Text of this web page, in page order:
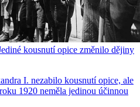
kousnutí opice změnilo dějiny
I. nezabilo kousnutí opice, ale
1920 neměla jedinou účinnou